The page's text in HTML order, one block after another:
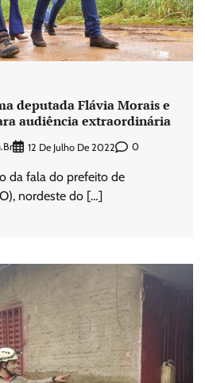
deputada Flávia Morais e
audiência extraordinária
12 De Julho De 2022 0
da fala do prefeito de
nordeste do […]